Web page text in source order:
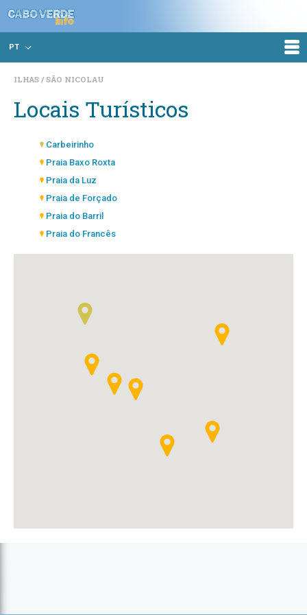
PT
ILHAS SÃO NICOLAU
Locais Turísticos
Carbeirinho
Praia Baxo Roxta
Praia da Luz
Praia de Forçado
Praia do Barril
Praia do Francês
Prainha